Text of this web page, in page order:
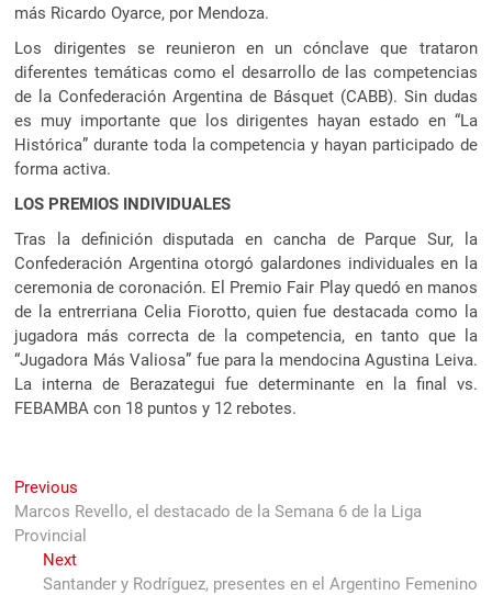
más Ricardo Oyarce, por Mendoza.
Los dirigentes se reunieron en un cónclave que trataron
diferentes temáticas como el desarrollo de las competencias
de la Confederación Argentina de Básquet (CABB). Sin dudas
es muy importante que los dirigentes hayan estado en “La
Histórica” durante toda la competencia y hayan participado de
forma activa.
LOS PREMIOS INDIVIDUALES
Tras la definición disputada en cancha de Parque Sur, la
Confederación Argentina otorgó galardones individuales en la
ceremonia de coronación. El Premio Fair Play quedó en manos
de la entrerriana Celia Fiorotto, quien fue destacada como la
jugadora más correcta de la competencia, en tanto que la
“Jugadora Más Valiosa” fue para la mendocina Agustina Leiva.
La interna de Berazategui fue determinante en la final vs.
FEBAMBA con 18 puntos y 12 rebotes.
Navegación
de
entradas
Previous
post:
Marcos Revello, el destacado de la Semana 6 de la Liga
Provincial
NextNext
post:
Santander y Rodríguez, presentes en el Argentino Femenino